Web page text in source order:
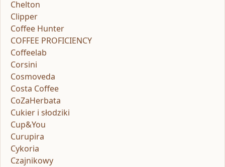
Chelton
Clipper
Coffee Hunter
COFFEE PROFICIENCY
Coffeelab
Corsini
Cosmoveda
Costa Coffee
CoZaHerbata
Cukier i słodziki
Cup&You
Curupira
Cykoria
Czajnikowy